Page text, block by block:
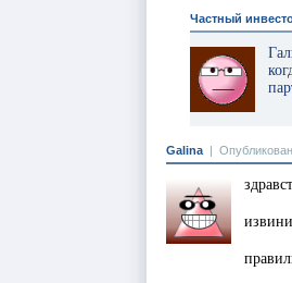
Частный
Galina |